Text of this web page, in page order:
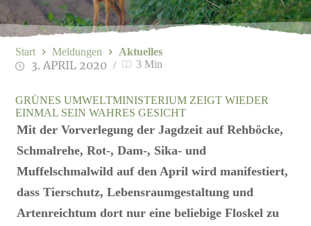
GRÜNES UMWELTMINISTERIUM ZEIGT WIEDER
EINMAL SEIN WAHRES GESICHT
Mit der Vorverlegung der Jagdzeit auf Rehböcke,
Schmalrehe, Rot-, Dam-, Sika- und
Muffelschmalwild auf den April wird manifestiert,
dass Tierschutz, Lebensraumgestaltung und
Artenreichtum dort nur eine beliebige Floskel zu
3. APRIL 2020 3 Min
Start Meldungen Aktuelles